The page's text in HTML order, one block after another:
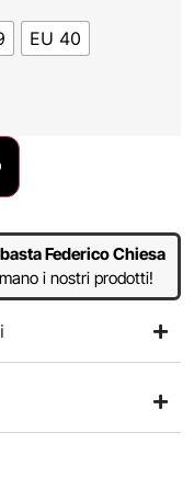
EU 40
Federico Chiesa
i nostri prodotti!